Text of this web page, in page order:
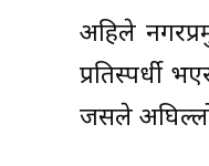
अहिले
प्रतिस्पर्धी
जसले